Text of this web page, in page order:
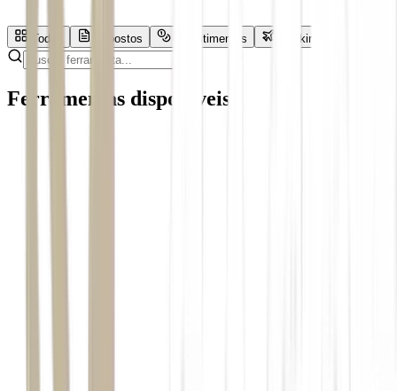
Todas Impostos Investimentos Banking
Ferramentas disponiveis